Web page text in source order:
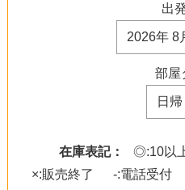
出
部屋
在庫表記： ◎:10以
×:販売終了
-:電話受付